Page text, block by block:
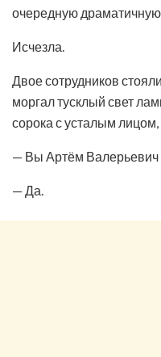
очередную драматичную
Исчезла.
Двое сотрудников
моргал тусклый свет
сорока с усталым лицом,
— Вы Артём Валерьевич
— Да.